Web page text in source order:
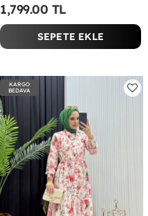
1,799.00 TL
SEPETE EKLE
KARGO
BEDAVA